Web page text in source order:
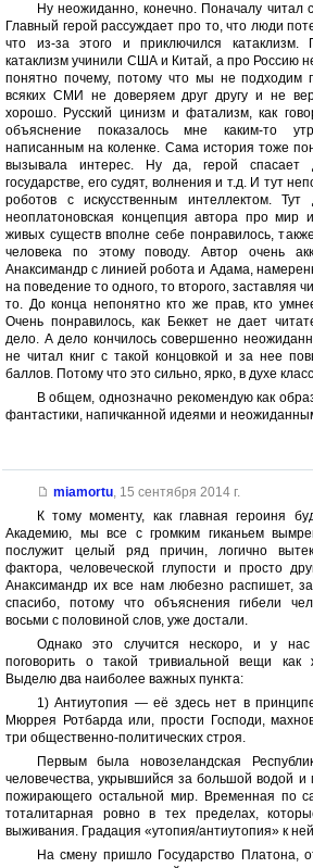
Ну неожиданно, конечно. Поначалу читал
Главный герой рассуждает про то, что люди
что из-за этого и приключился катаклизм.
катаклизм учинили США и Китай, а про Россию
понятно почему, потому что мы не подходим
всяких СМИ не доверяем друг другу и не
хорошо. Русский цинизм и фатализм, как
объяснение показалось мне каким-то
написанным на коленке. Сама история тоже
вызывала интерес. Ну да, герой спасает
государстве, его судят, волнения и т.д. И тут
роботов с искусственным интеллектом.
неоплатоновская концепция автора про мир
живых существ вполне себе понравилось,
человека по этому поводу. Автор очень
Анаксимандр с линией робота и Адама,
на поведение то одного, то второго, заставляя
то. До конца непонятно кто же прав, кто
Очень понравилось, как Беккет не дает
дело. А дело кончилось совершенно
не читал книг с такой концовкой и за нее
баллов. Потому что это сильно, ярко, в духе
В общем, однозначно рекомендую как
фантастики, напичканной идеями и
miamortu, 15 сентября 2014 г.
К тому моменту, как главная героиня
Академию, мы все с громким гиканьем
послужит целый ряд причин, логично
фактора, человеческой глупости и просто
Анаксимандр их все нам любезно распишет,
спасибо, потому что объяснения гибели
восьми с половиной слов, уже достали.
Однако это случится нескоро, и у
поговорить о такой тривиальной вещи как
Выделю два наиболее важных пункта:
1) Антиутопия — её здесь нет в
Мюррея Ротбарда или, прости Господи,
три общественно-политических строя.
Первым была новозеландская
человечества, укрывшийся за большой водой
пожирающего остальной мир. Временная по
тоталитарная ровно в тех пределах,
выживания. Градация «утопия/антиутопия» к
На смену пришло Государство Платона,